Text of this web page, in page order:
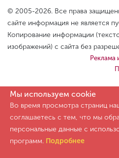
© 2005-2026. Все права
сайте информация не является
Копирование информации
изображений) с сайта без
Реклама
Мы используем cookie
Во время просмотра страниц
соглашаетесь с тем, что мы
персональные данные с
программ. Подробнее